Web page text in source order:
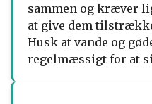
sammen og kræver
at give dem
Husk at vande og
regelmæssigt for at